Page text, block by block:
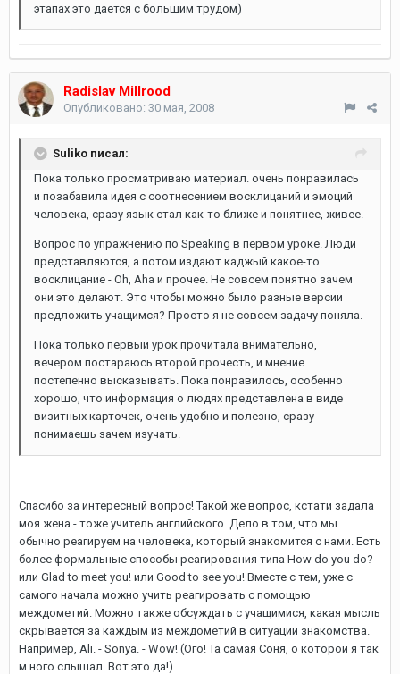
этапах это дается с большим трудом)
Radislav Millrood
Опубликовано: 30 мая, 2008
Suliko писал:
Пока только просматриваю материал. очень понравилась
и позабавила идея с соотнесением восклицаний и эмоций
человека, сразу язык стал как-то ближе и понятнее, живее.
Вопрос по упражнению по Speaking в первом уроке. Люди
представляются, а потом издают каджый какое-то
восклицание - Oh, Aha и прочее. Не совсем понятно зачем
они это делают. Это чтобы можно было разные версии
предложить учащимся? Просто я не совсем задачу поняла.
Пока только первый урок прочитала внимательно,
вечером постараюсь второй прочесть, и мнение
постепенно высказывать. Пока понравилось, особенно
хорошо, что информация о людях представлена в виде
визитных карточек, очень удобно и полезно, сразу
понимаешь зачем изучать.
Спасибо за интересный вопрос! Такой же вопрос, кстати задала
моя жена - тоже учитель английского. Дело в том, что мы
обычно реагируем на человека, который знакомится с нами. Есть
более формальные способы реагирования типа How do you do?
или Glad to meet you! или Good to see you! Вместе с тем, уже с
самого начала можно учить реагировать с помощью
междометий. Можно также обсуждать с учащимися, какая мысль
скрывается за каждым из междометий в ситуации знакомства.
Например, Ali. - Sonya. - Wow! (Ого! Та самая Соня, о которой я так
м ного слышал. Вот это да!)